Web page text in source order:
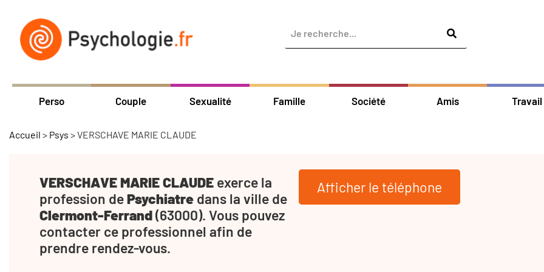
Perso Couple Sexualité Famille Société Amis Travail
Accueil > Psys >VERSCHAVE MARIE CLAUDE
VERSCHAVE MARIE CLAUDE exerce la
profession dePsychiatre dans la ville de
Clermont-Ferrand(63000). Vous pouvez
contacter ce professionnel afin de
prendre rendez-vous.
Afficher le téléphone